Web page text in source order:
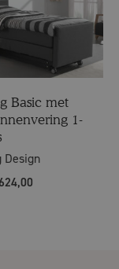
Basic met
1-
Design